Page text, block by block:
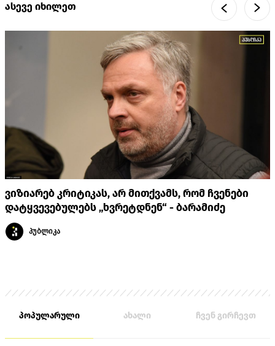
ასევე იხილეთ
ვიზიარებ კრიტიკას, არ მითქვამს, რომ ჩვენები
დატყვევებულებს „ხვრეტდნენ“ - ბარამიძე
პუბლიკა
პოპულარული ახალი ჩვენ გირჩევთ